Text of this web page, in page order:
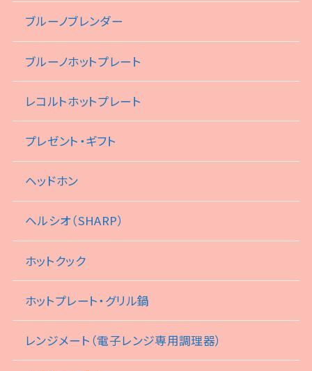
ブルーノブレンダー
ブルーノホットプレート
レコルトホットプレート
プレゼント・ギフト
ヘッドホン
ヘルシオ（SHARP）
ホットクック
ホットプレート・グリル鍋
レンジメート（電子レンジ専用調理器）